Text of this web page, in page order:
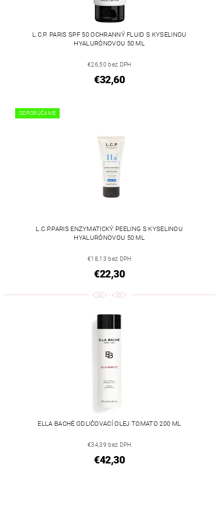
L.C.P. PARIS SPF 50 OCHRANNÝ FLUID S KYSELINOU
HYALURÓNOVOU 50 ML
€26,50 bez DPH
€32,60
ODPORÚČAME
L.C.P.PARIS ENZYMATICKÝ PEELING S KYSELINOU
HYALURÓNOVOU 50 ML
€18,13 bez DPH
€22,30
ELLA BACHÉ ODLIČOVACÍ OLEJ TOMATO 200 ML
€34,39 bez DPH
€42,30